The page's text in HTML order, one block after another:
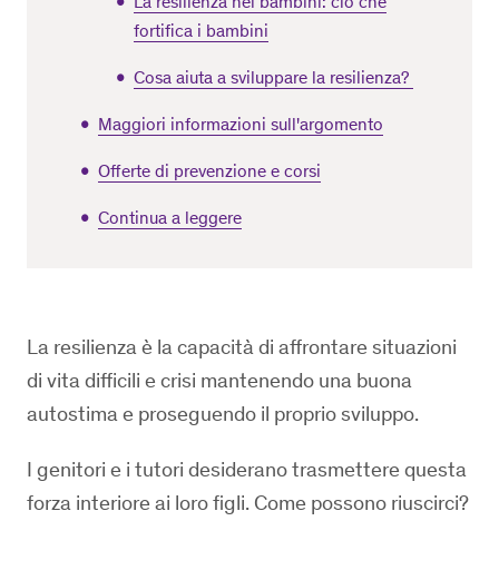
fortifica i bambini
Cosa aiuta a sviluppare la resilienza?
Maggiori informazioni sull'argomento
Offerte di prevenzione e corsi
Continua a leggere
La resilienza è la capacità di affrontare situazioni
di vita difficili e crisi mantenendo una buona
autostima e proseguendo il proprio sviluppo.
I genitori e i tutori desiderano trasmettere questa
forza interiore ai loro figli. Come possono riuscirci?